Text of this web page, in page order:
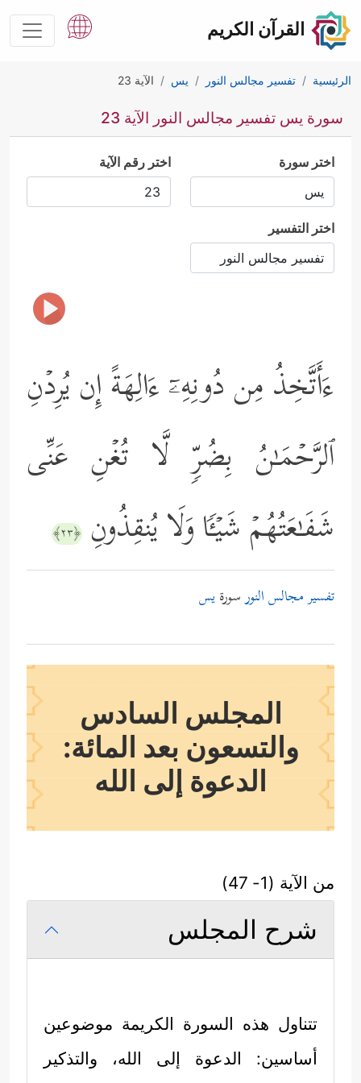
القرآن الكريم
الرئيسية تفسير مجالس النور يس الآية 23
سورة يس تفسير مجالس النور الآية 23
اختر سورة اختر رقم الآية
اختر التفسير
ءَأَتَّخِذُ مِن دُونِهِۦۤ ءَالِهَةً إِن یُرِدۡنِ
ٱلرَّحۡمَـٰنُ بِضُرࣲّ لَّا تُغۡنِ عَنِّی
شَفَـٰعَتُهُمۡ شَیۡـࣰٔا وَلَا یُنقِذُونِ ﴿٢٣﴾
تفسير مجالس النورسورةيس
المجلس السادس
والتسعون بعد المائة:
الدعوة إلى الله
من الآية (1- 47)
شرح المجلس
تتناول هذه السورة الكريمة موضوعين
أساسين: الدعوة إلى الله، والتذكير